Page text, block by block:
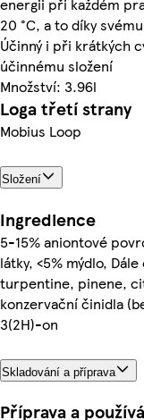
20 °C, a to díky
Účinný i při krátkých
účinnému složení
Množství: 3.96l
Loga třetí strany
Mobius Loop
Složení
Ingredience
5-15% aniontové
látky, <5% mýdlo,
turpentine, pinene,
konzervační činidla
3(2H)-on
Skladování a příprava
Příprava a